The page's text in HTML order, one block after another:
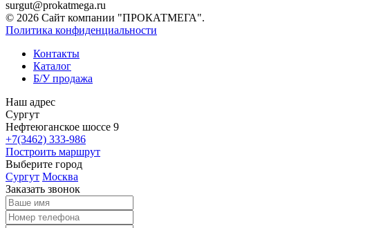
surgut@prokatmega.ru
© 2026 Сайт компании "ПРОКАТМЕГА".
Политика конфиденциальности
Контакты
Каталог
Б/У продажа
Наш адрес
Сургут
Нефтеюганское шоссе 9
+7(3462) 333-986
Построить маршрут
Выберите город
Сургут Москва
Заказать звонок